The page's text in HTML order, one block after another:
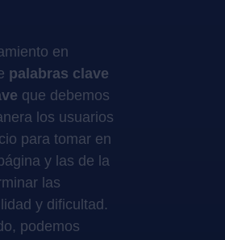
en
palabras clave
que debemos
los usuarios
para tomar en
y las de la
las
y dificultad.
podemos